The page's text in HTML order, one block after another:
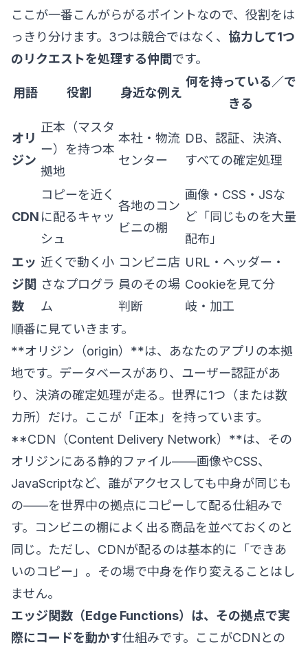
ここが一番こんがらがるポイントなので、役割をは
っきり分けます。3つは競合ではなく、 協力して1つ
のリクエストを処理する仲間です。
用語 役割 身近な例え
何を持っている／で
きる
オリ
ジン
正本（マスタ
ー）を持つ本
拠地
本社・物流
センター
DB、認証、決済、
すべての確定処理
CDN
コピーを近く
に配るキャッ
シュ
各地のコン
ビニの棚
画像・CSS・JSな
ど「同じものを大量
配布」
エッ
ジ関
数
近くで動く小
さなプログラ
ム
コンビニ店
員のその場
判断
URL・ヘッダー・
Cookieを見て分
岐・加工
順番に見ていきます。
**オリジン（origin）**は、あなたのアプリの本拠
地です。データベースがあり、ユーザー認証があ
り、決済の確定処理が走る。世界に1つ（または数
カ所）だけ。ここが「正本」を持っています。
**CDN（Content Delivery Network）**は、その
オリジンにある静的ファイル——画像やCSS、
JavaScriptなど、誰がアクセスしても中身が同じも
の——を世界中の拠点にコピーして配る仕組みで
す。コンビニの棚によく出る商品を並べておくのと
同じ。ただし、CDNが配るのは基本的に「できあ
いのコピー」。その場で中身を作り変えることはし
ません。
エッジ関数（Edge Functions） は、その拠点で実
際にコードを動かす仕組みです。ここがCDNとの